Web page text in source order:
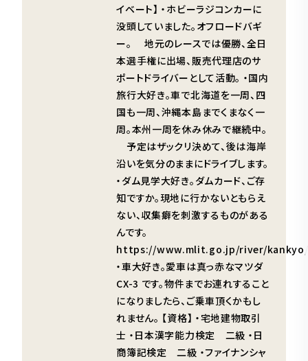
イベート】 ・ホビーラジコンカーに
没頭していました。オフロードバギ
ー。 地元のレースでは優勝、全日
本選手権に出場、販売代理店のサ
ポートドライバーとして活動。 ・国内
旅行大好き。車で北海道を一周、四
国も一周、沖縄本島までくまなく一
周。本州一周を休み休みで継続中。
予定はザックリ決めて、後は海岸
沿いを気分のままにドライブします。
・ダム見学大好き。ダムカード、ご存
知ですか。現地に行かないともらえ
ない、収集癖を刺激するものがある
んです。
https://www.mlit.go.jp/river/
・車大好き。愛車は真っ赤なマツダ
CX-3 です。物件までお連れすること
になりましたら、ご乗車頂くかもし
れません。 【資格】 ・宅地建物取引
士 ・日本漢字能力検定 二級 ・日
商簿記検定 二級 ・ファイナンシャ